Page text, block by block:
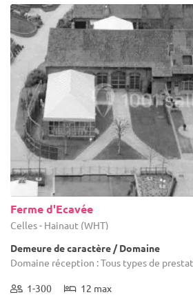
Ferme d'Ecavée
Celles - Hainaut (WHT)
Demeure de caractère / Domaine
Domaine réception : Tous types de
1-300 12 max